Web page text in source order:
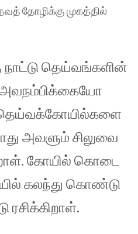
தோழிக்கு முகத்தில்
நாட்டு தெய்வங்களின்
அவநம்பிக்கையோ
தெய்வக்கோயில்களை
அவளும் சிலுவை
கோயில் கொடை
கலந்து கொண்டு
ரசிக்கிறாள்.